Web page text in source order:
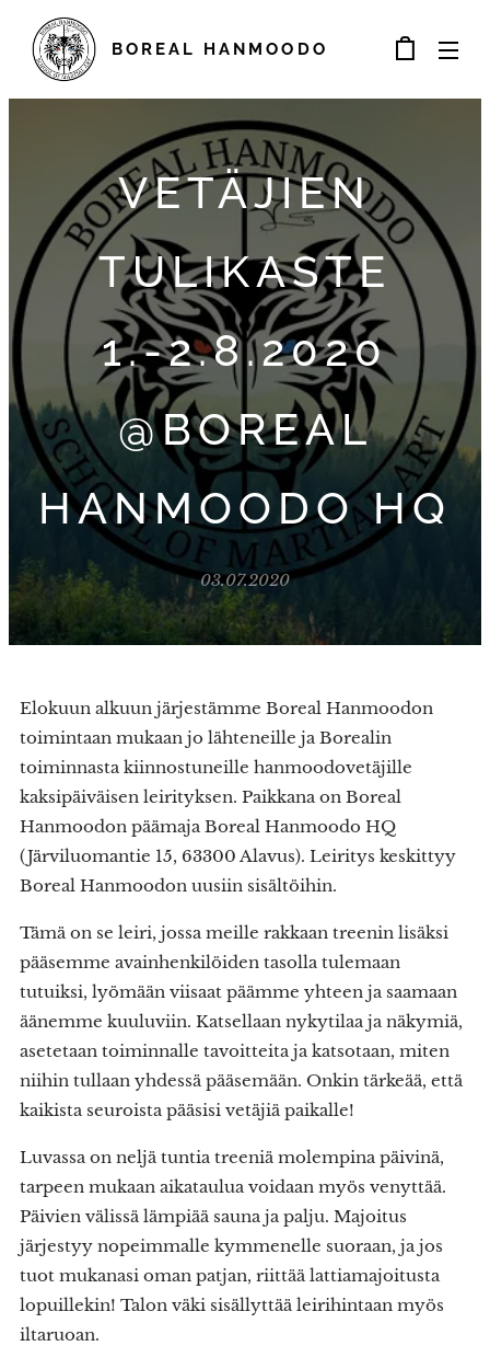
BOREAL HANMOODO
VETÄJIEN
TULIKASTE
1.-2.8.2020
@BOREAL
HANMOODO HQ
03.07.2020
Elokuun alkuun järjestämme Boreal Hanmoodon
toimintaan mukaan jo lähteneille ja Borealin
toiminnasta kiinnostuneille hanmoodovetäjille
kaksipäiväisen leirityksen. Paikkana on Boreal
Hanmoodon päämaja Boreal Hanmoodo HQ
(Järviluomantie 15, 63300 Alavus). Leiritys keskittyy
Boreal Hanmoodon uusiin sisältöihin.
Tämä on se leiri, jossa meille rakkaan treenin lisäksi
pääsemme avainhenkilöiden tasolla tulemaan
tutuiksi, lyömään viisaat päämme yhteen ja saamaan
äänemme kuuluviin. Katsellaan nykytilaa ja näkymiä,
asetetaan toiminnalle tavoitteita ja katsotaan, miten
niihin tullaan yhdessä pääsemään. Onkin tärkeää, että
kaikista seuroista pääsisi vetäjiä paikalle!
Luvassa on neljä tuntia treeniä molempina päivinä,
tarpeen mukaan aikataulua voidaan myös venyttää.
Päivien välissä lämpiää sauna ja palju. Majoitus
järjestyy nopeimmalle kymmenelle suoraan, ja jos
tuot mukanasi oman patjan, riittää lattiamajoitusta
lopuillekin! Talon väki sisällyttää leirihintaan myös
iltaruoan.